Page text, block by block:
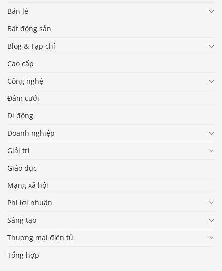
Bán lẻ
Bất động sản
Blog & Tạp chí
Cao cấp
Công nghệ
Đám cưới
Di động
Doanh nghiệp
Giải trí
Giáo dục
Mạng xã hội
Phi lợi nhuận
Sáng tạo
Thương mại điện tử
Tổng hợp